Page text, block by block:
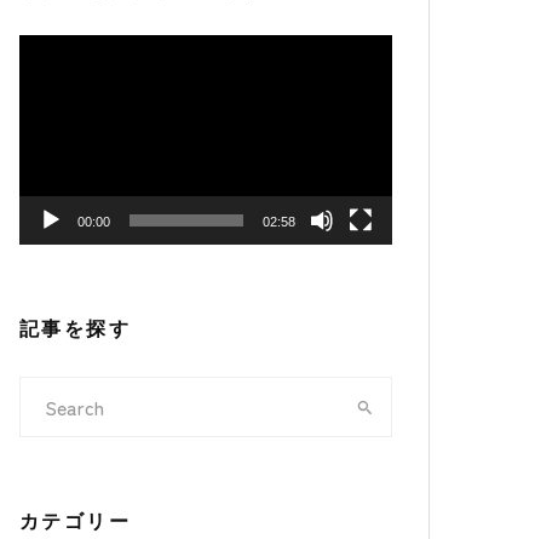
00:00 02:58
記事を探す
カテゴリー